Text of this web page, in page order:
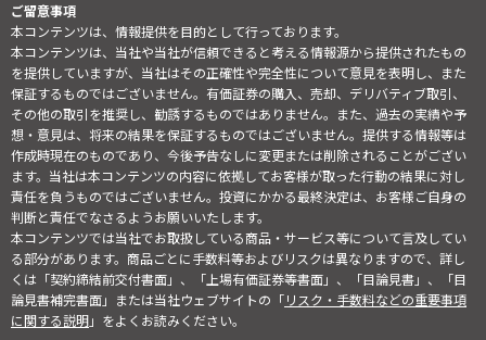
ご留意事項
本コンテンツは、情報提供を目的として行っております。
本コンテンツは、当社や当社が信頼できると考える情報源から提供されたもの
を提供していますが、当社はその正確性や完全性について意見を表明し、また
保証するものではございません。有価証券の購入、売却、デリバティブ取引、
その他の取引を推奨し、勧誘するものではありません。また、過去の実績や予
想・意見は、将来の結果を保証するものではございません。提供する情報等は
作成時現在のものであり、今後予告なしに変更または削除されることがござい
ます。当社は本コンテンツの内容に依拠してお客様が取った行動の結果に対し
責任を負うものではございません。投資にかかる最終決定は、お客様ご自身の
判断と責任でなさるようお願いいたします。
本コンテンツでは当社でお取扱している商品・サービス等について言及してい
る部分があります。商品ごとに手数料等およびリスクは異なりますので、詳し
くは「契約締結前交付書面」、「上場有価証券等書面」、「目論見書」、「目
論見書補完書面」または当社ウェブサイトの「リスク・手数料などの重要事項
に関する説明」をよくお読みください。